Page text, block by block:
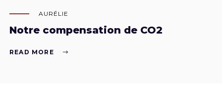
AURÉLIE
Notre compensation de CO2
READ MORE